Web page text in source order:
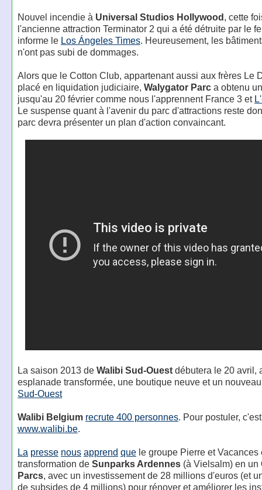
Nouvel incendie à Universal Studios Hollywood, cette
l'ancienne attraction Terminator 2 qui a été détruite par le
informe le Los Ángeles Times. Heureusement, les
n'ont pas subi de dommages.
Alors que le Cotton Club, appartenant aussi aux frères Le
placé en liquidation judiciaire, Walygator Parca obtenu
jusqu'au 20 février comme nous l'apprennent France 3 et
Le suspense quant à l'avenir du parc d'attractions reste
parc devra présenter un plan d'action convaincant.
La saison 2013 de Walibi Sud-Ouestdébutera le 20 avril,
esplanade transformée, une boutique neuve et un
Sud-Ouest
Walibi Belgium recrute 400 personnes. Pour postuler,
www.walibi.be.
La presse nous apprend quele groupe Pierre et Vacances
transformation de Sunparks Ardennes(à Vielsalm) en un
Parcs, avec un investissement de 28 millions d'euros (et
de subsides de 4 millions) pour rénover et améliorer les